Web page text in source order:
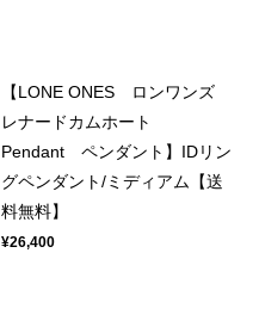
【LONE ONES ロンワンズ
レナードカムホート
Pendant ペンダント】IDリン
グペンダント/ミディアム【送
料無料】
¥26,400